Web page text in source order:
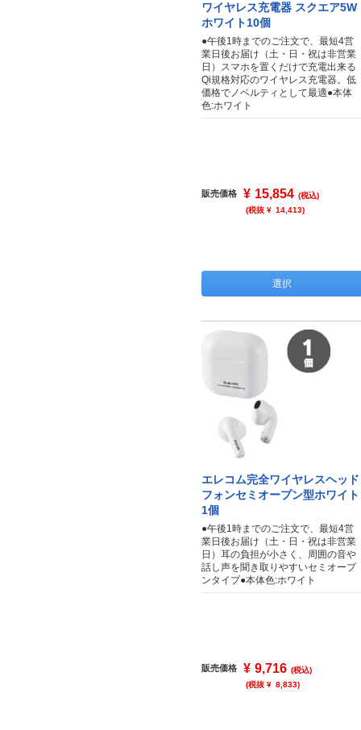
ワイヤレス充電器 スクエア5W
ホワイト10個
●午後1時までのご注文で、最短4営
業日後お届け（土・日・祝は非営業
日）スマホを置くだけで充電出来る
Qi規格対応のワイヤレス充電器。低
価格でノベルティとして最適●本体
色:ホワイト
販売価格 ¥ 15,854 (税込)
(税抜 ¥ 14,413)
選択
エレコム完全ワイヤレスヘッド
フォンセミオープン型ホワイト
1個
●午後1時までのご注文で、最短4営
業日後お届け（土・日・祝は非営業
日）耳の負担が小さく、周囲の音や
話し声を聞き取りやすいセミオープ
ンタイプ●本体色:ホワイト
販売価格 ¥ 9,716 (税込)
(税抜 ¥ 8,833)